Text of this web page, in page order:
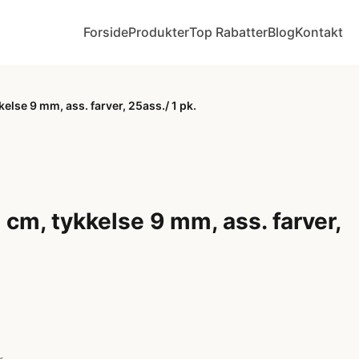
ForsideProdukterTop RabatterBlogKontakt
9 mm, ass. farver, 25ass./ 1 pk.
tykkelse 9 mm, ass. farver,